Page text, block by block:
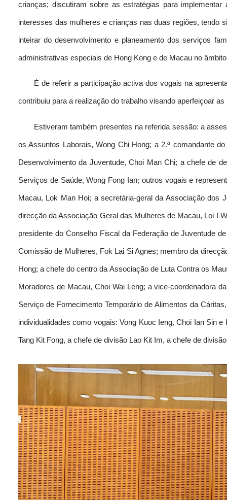
crianças; discutiram sobre as estratégias para
interesses das mulheres e crianças nas duas regiões, tendo
inteirar do desenvolvimento e planeamento dos serviços
administrativas especiais de Hong Kong e de Macau no
É de referir a participação activa dos vogais na
contribuiu para a realização do trabalho visando aperfeiçoar
Estiveram também presentes na referida sessão: a
os Assuntos Laborais, Wong Chi Hong; a 2.ª comandante
Desenvolvimento da Juventude, Choi Man Chi; a chefe de
Serviços de Saúde, Wong Fong Ian; outros vogais e
Macau, Lok Man Hoi; a secretária-geral da Associação dos
direcção da Associação Geral das Mulheres de Macau, Loi I
presidente do Conselho Fiscal da Federação de Juventude
Comissão de Mulheres, Fok Lai Si Agnes; membro da
Hong; a chefe do centro da Associação de Luta Contra os
Moradores de Macau, Choi Wai Leng; a vice-coordenadora
Serviço de Fornecimento Temporário de Alimentos da
individualidades como vogais: Vong Kuoc Ieng, Choi Ian Sin
Tang Kit Fong, a chefe de divisão Lao Kit Im, a chefe de